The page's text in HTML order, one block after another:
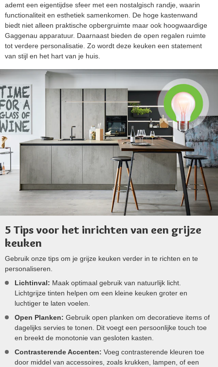
ademt een eigentijdse sfeer met een nostalgisch randje, waarin
functionaliteit en esthetiek samenkomen. De hoge kastenwand
biedt niet alleen praktische opbergruimte maar ook hoogwaardige
Gaggenau apparatuur. Daarnaast bieden de open regalen ruimte
tot verdere personalisatie. Zo wordt deze keuken een statement
van stijl en het hart van je huis.
5 Tips voor het inrichten van een grijze
keuken
Gebruik onze tips om je grijze keuken verder in te richten en te
personaliseren.
Lichtinval: Maak optimaal gebruik van natuurlijk licht.
Lichtgrijze tinten helpen om een kleine keuken groter en
luchtiger te laten voelen.
Open Planken: Gebruik open planken om decoratieve items of
dagelijks servies te tonen. Dit voegt een persoonlijke touch toe
en breekt de monotonie van gesloten kasten.
Contrasterende Accenten: Voeg contrasterende kleuren toe
door middel van accessoires, zoals krukken, lampen, of een